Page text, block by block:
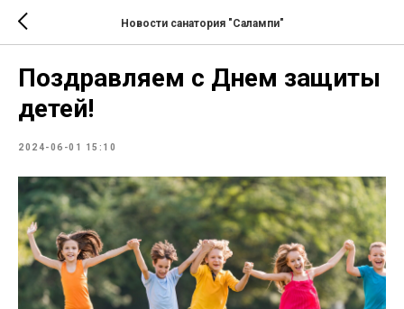
Новости санатория "Салампи"
Поздравляем с Днем защиты
детей!
2024-06-01 15:10